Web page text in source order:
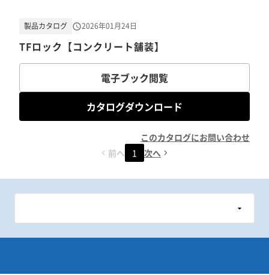
TFロック【コンクリート舗装】
製品カタログ 2026年01月24日
電子ブック閲覧
カタログダウンロード
このカタログにお問い合わせ
前へ
1 次へ